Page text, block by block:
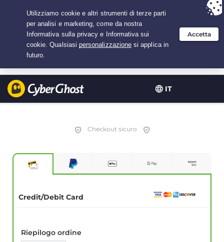
IT
Hai scelto:L'offerta miglioreper 3.3333333333333 anni a $
/mese
Checkout sicuro
Credit/Debit Card
Riepilogo ordine